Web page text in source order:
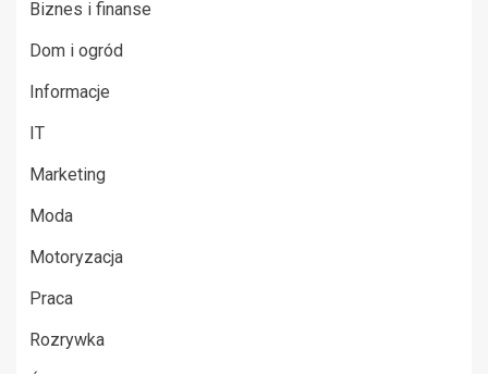
Biznes i finanse
Dom i ogród
Informacje
IT
Marketing
Moda
Motoryzacja
Praca
Rozrywka